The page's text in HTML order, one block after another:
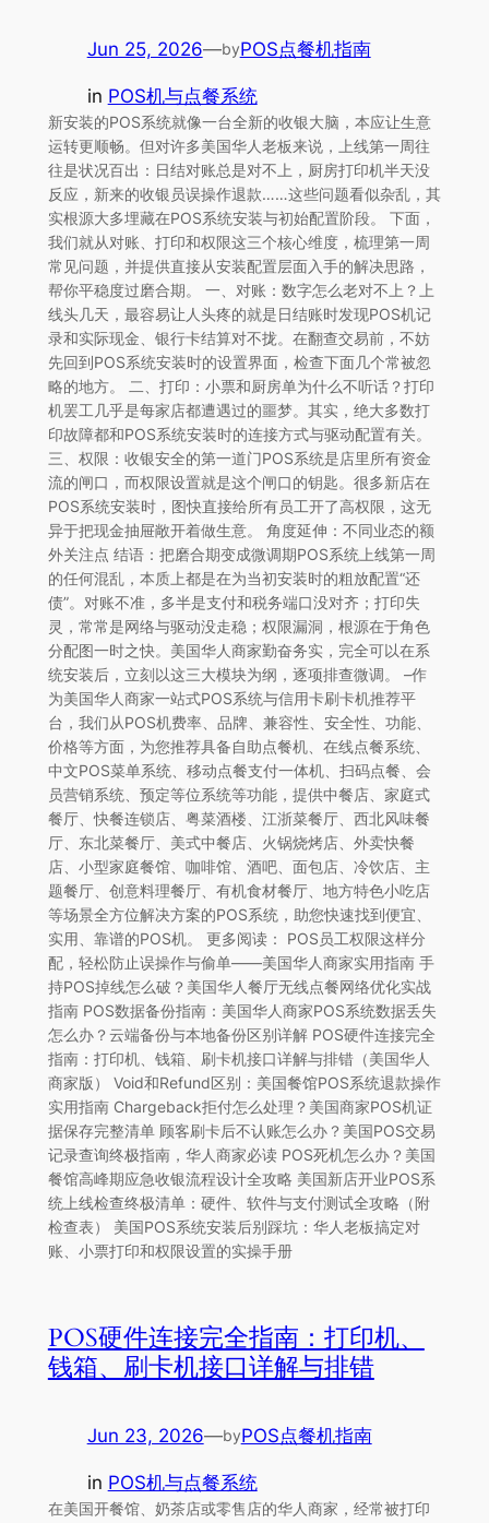
Jun 25, 2026—byPOS点餐机指南
in POS机与点餐系统
新安装的POS系统就像一台全新的收银大脑，本应让生意
运转更顺畅。但对许多美国华人老板来说，上线第一周往
往是状况百出：日结对账总是对不上，厨房打印机半天没
反应，新来的收银员误操作退款……这些问题看似杂乱，其
实根源大多埋藏在POS系统安装与初始配置阶段。 下面，
我们就从对账、打印和权限这三个核心维度，梳理第一周
常见问题，并提供直接从安装配置层面入手的解决思路，
帮你平稳度过磨合期。 一、对账：数字怎么老对不上？上
线头几天，最容易让人头疼的就是日结账时发现POS机记
录和实际现金、银行卡结算对不拢。在翻查交易前，不妨
先回到POS系统安装时的设置界面，检查下面几个常被忽
略的地方。 二、打印：小票和厨房单为什么不听话？打印
机罢工几乎是每家店都遭遇过的噩梦。其实，绝大多数打
印故障都和POS系统安装时的连接方式与驱动配置有关。
三、权限：收银安全的第一道门POS系统是店里所有资金
流的闸口，而权限设置就是这个闸口的钥匙。很多新店在
POS系统安装时，图快直接给所有员工开了高权限，这无
异于把现金抽屉敞开着做生意。 角度延伸：不同业态的额
外关注点 结语：把磨合期变成微调期POS系统上线第一周
的任何混乱，本质上都是在为当初安装时的粗放配置“还
债”。对账不准，多半是支付和税务端口没对齐；打印失
灵，常常是网络与驱动没走稳；权限漏洞，根源在于角色
分配图一时之快。美国华人商家勤奋务实，完全可以在系
统安装后，立刻以这三大模块为纲，逐项排查微调。 –作
为美国华人商家一站式POS系统与信用卡刷卡机推荐平
台，我们从POS机费率、品牌、兼容性、安全性、功能、
价格等方面，为您推荐具备自助点餐机、在线点餐系统、
中文POS菜单系统、移动点餐支付一体机、扫码点餐、会
员营销系统、预定等位系统等功能，提供中餐店、家庭式
餐厅、快餐连锁店、粤菜酒楼、江浙菜餐厅、西北风味餐
厅、东北菜餐厅、美式中餐店、火锅烧烤店、外卖快餐
店、小型家庭餐馆、咖啡馆、酒吧、面包店、冷饮店、主
题餐厅、创意料理餐厅、有机食材餐厅、地方特色小吃店
等场景全方位解决方案的POS系统，助您快速找到便宜、
实用、靠谱的POS机。 更多阅读： POS员工权限这样分
配，轻松防止误操作与偷单——美国华人商家实用指南 手
持POS掉线怎么破？美国华人餐厅无线点餐网络优化实战
指南 POS数据备份指南：美国华人商家POS系统数据丢失
怎么办？云端备份与本地备份区别详解 POS硬件连接完全
指南：打印机、钱箱、刷卡机接口详解与排错（美国华人
商家版） Void和Refund区别：美国餐馆POS系统退款操作
实用指南 Chargeback拒付怎么处理？美国商家POS机证
据保存完整清单 顾客刷卡后不认账怎么办？美国POS交易
记录查询终极指南，华人商家必读 POS死机怎么办？美国
餐馆高峰期应急收银流程设计全攻略 美国新店开业POS系
统上线检查终极清单：硬件、软件与支付测试全攻略（附
检查表） 美国POS系统安装后别踩坑：华人老板搞定对
账、小票打印和权限设置的实操手册
POS硬件连接完全指南：打印机、
钱箱、刷卡机接口详解与排错
Jun 23, 2026—byPOS点餐机指南
in POS机与点餐系统
在美国开餐馆、奶茶店或零售店的华人商家，经常被打印